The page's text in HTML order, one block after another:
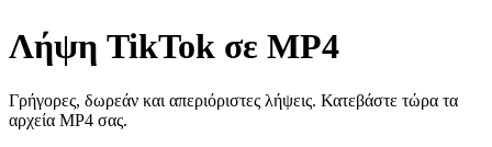
Λήψη TikTok σε MP4
Γρήγορες, δωρεάν και απεριόριστες λήψεις. Κατεβάστε τώρα τα
αρχεία MP4 σας.